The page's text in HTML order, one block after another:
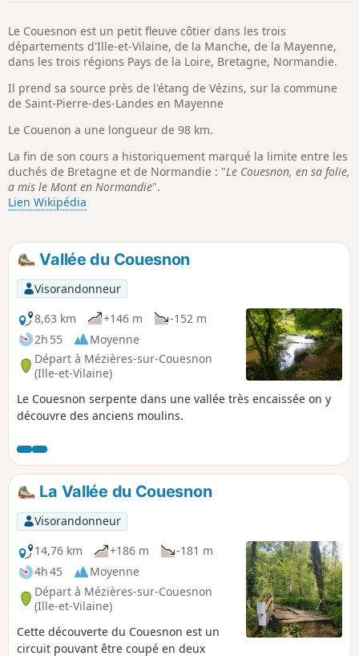
Le Couesnon est un petit fleuve côtier dans les trois
départements d'Ille-et-Vilaine, de la Manche, de la Mayenne,
dans les trois régions Pays de la Loire, Bretagne, Normandie.
Il prend sa source près de l'étang de Vézins, sur la commune
de Saint-Pierre-des-Landes en Mayenne
Le Couenon a une longueur de 98 km.
La fin de son cours a historiquement marqué la limite entre les
duchés de Bretagne et de Normandie : "Le Couesnon, en sa folie,
a mis le Mont en Normandie".
Lien Wikipédia
Vallée du Couesnon
Visorandonneur
8,63 km
+146 m
-152 m
2h 55
Moyenne
Départ à Mézières-sur-Couesnon
(Ille-et-Vilaine)
Le Couesnon serpente dans une vallée très encaissée on y
découvre des anciens moulins.
La Vallée du Couesnon
Visorandonneur
14,76 km
+186 m
-181 m
4h 45
Moyenne
Départ à Mézières-sur-Couesnon
(Ille-et-Vilaine)
Cette découverte du Couesnon est un
circuit pouvant être coupé en deux